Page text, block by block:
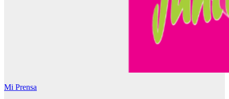
Mi Prensa